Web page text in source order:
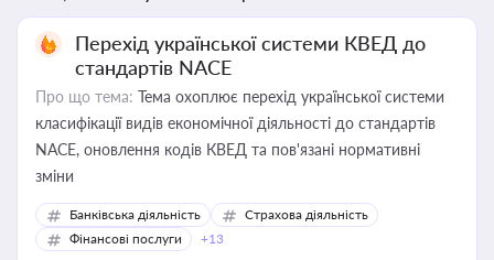
Перехід української системи КВЕД до
стандартів NACE
Про що тема: Тема охоплює перехід української системи
класифікації видів економічної діяльності до стандартів
NACE, оновлення кодів КВЕД та пов'язані нормативні
зміни
Банківська діяльність
Страхова діяльність
Фінансові послуги
+13